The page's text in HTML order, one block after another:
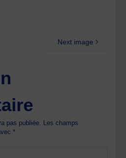
Next image
pas publiée. Les champs
*